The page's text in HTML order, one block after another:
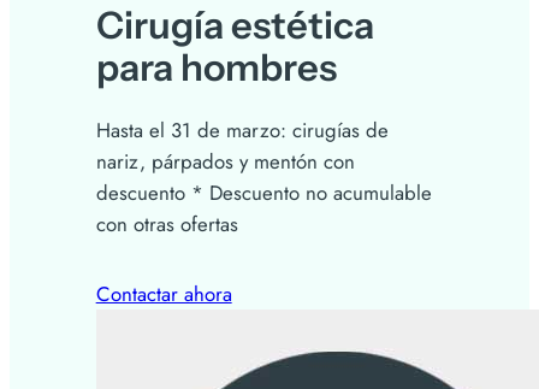
Cirugía estética
para hombres
Hasta el 31 de marzo: cirugías de
nariz, párpados y mentón con
descuento * Descuento no acumulable
con otras ofertas
Contactar ahora